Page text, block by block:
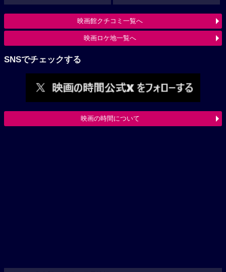
映画館クチコミ一覧へ
映画ロケ地一覧へ
SNSでチェックする
映画の時間について